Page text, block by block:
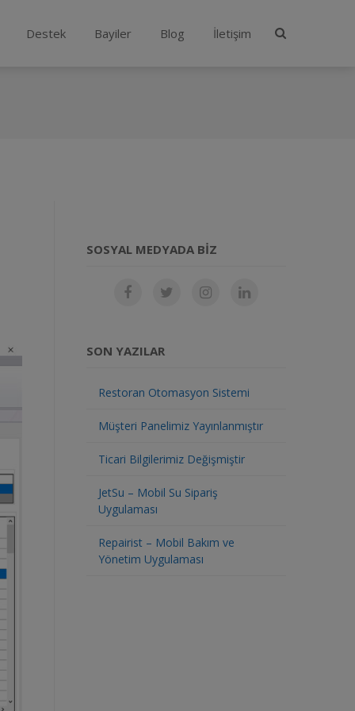
Destek Bayiler Blog İletişim
SOSYAL MEDYADA BIZ
SON YAZILAR
Restoran Otomasyon Sistemi
Müşteri Panelimiz Yayınlanmıştır
Ticari Bilgilerimiz Değişmiştir
JetSu – Mobil Su Sipariş
Uygulaması
Repairist – Mobil Bakım ve
Yönetim Uygulaması